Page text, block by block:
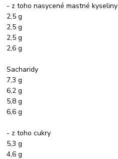
- z toho nasycené mastné kyseliny
2,5 g
2,5 g
2,5 g
2,6 g
Sacharidy
7,3 g
6,2 g
5,8 g
6,6 g
- z toho cukry
5,3 g
4,6 g